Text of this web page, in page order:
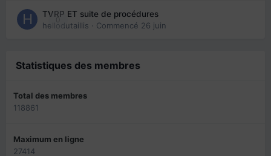
0
TVRP ET suite de procédures
hellodutaillis · Commencé 26 juin
Statistiques des membres
Total des membres
118861
Maximum en ligne
27414